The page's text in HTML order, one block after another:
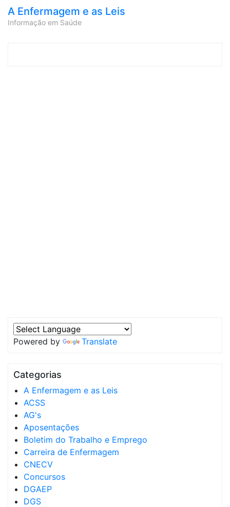
A Enfermagem e as Leis
Informação em Saúde
Powered by Translate
Categorias
A Enfermagem e as Leis
ACSS
AG's
Aposentações
Boletim do Trabalho e Emprego
Carreira de Enfermagem
CNECV
Concursos
DGAEP
DGS